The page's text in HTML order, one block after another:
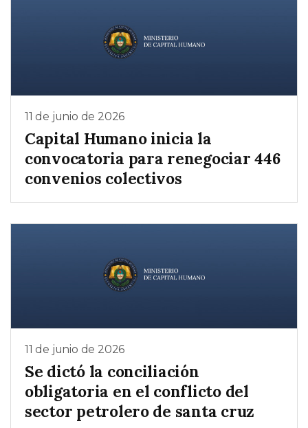
11 de junio de 2026
Capital Humano inicia la
convocatoria para renegociar 446
convenios colectivos
11 de junio de 2026
Se dictó la conciliación
obligatoria en el conflicto del
sector petrolero de santa cruz